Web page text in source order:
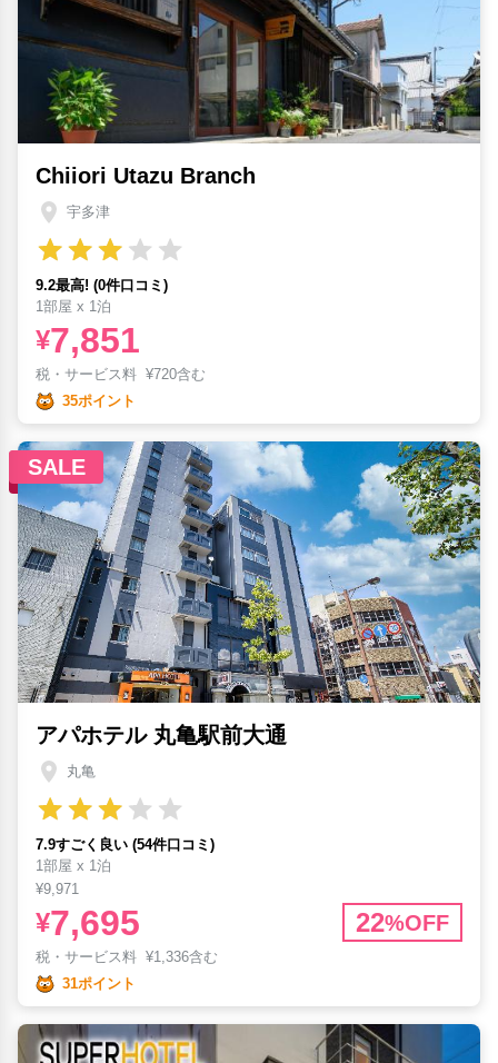
Chiiori Utazu Branch
宇多津
9.2最高! (0件口コミ)
1部屋 x 1泊
¥7,851
税・サービス料 ¥720含む
35ポイント
SALE
アパホテル 丸亀駅前大通
丸亀
7.9すごく良い (54件口コミ)
1部屋 x 1泊
¥9,971
¥7,695 22%OFF
税・サービス料 ¥1,336含む
31ポイント